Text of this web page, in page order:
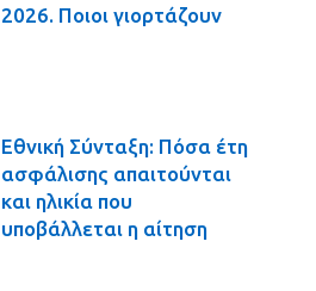
2026. Ποιοι γιορτάζουν
Εθνική Σύνταξη: Πόσα έτη
ασφάλισης απαιτούνται
και ηλικία που
υποβάλλεται η αίτηση